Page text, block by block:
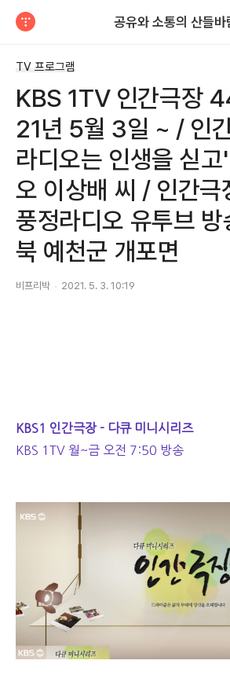
공유와 소통의 산들바
TV 프로그램
KBS 1TV 인간극장
21년 5월 3일 ~ / 인
라디오는 인생을 싣고
오 이상배 씨 / 인간극
풍정라디오 유투브 방
북 예천군 개포면
비프리박 2021. 5. 3. 10:19
KBS1 인간극장 - 다큐 미니시리즈
KBS 1TV 월~금 오전 7:50 방송